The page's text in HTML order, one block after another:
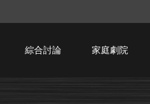
綜合討論 家庭劇院